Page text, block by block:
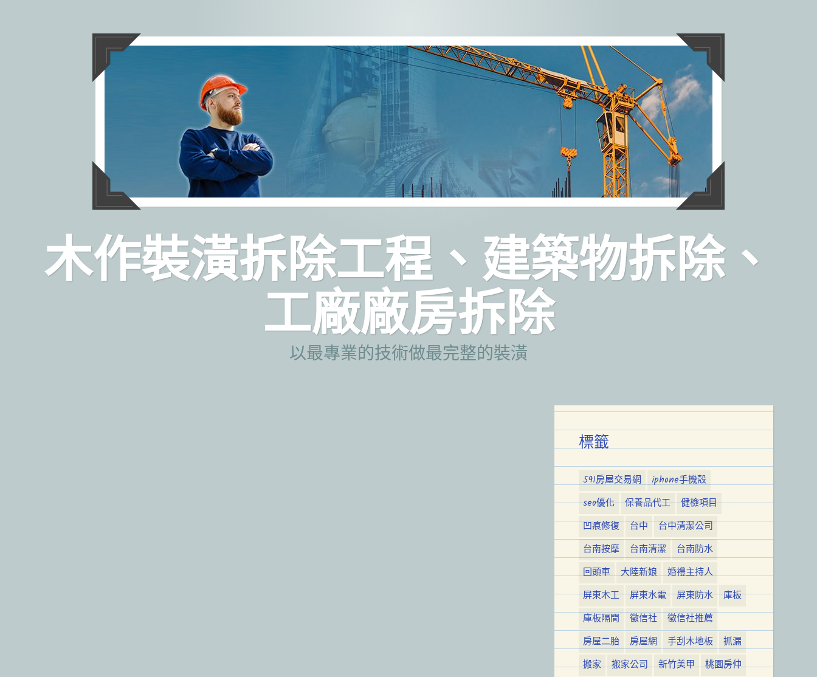
木作裝潢拆除工程、建築物拆除、
工廠廠房拆除
以最專業的技術做最完整的裝潢
標籤
591房屋交易網
iphone手機殼
seo優化
保養品代工
健檢項目
凹痕修復
台中
台中清潔公司
台南按摩
台南清潔
台南防水
回頭車
大陸新娘
婚禮主持人
屏東木工
屏東水電 屏東防水
庫板
庫板隔間
徵信社
徵信社推薦
房屋二胎
房屋網 手刮木地板
抓漏
搬家
搬家公司 新竹美甲
桃園房仲